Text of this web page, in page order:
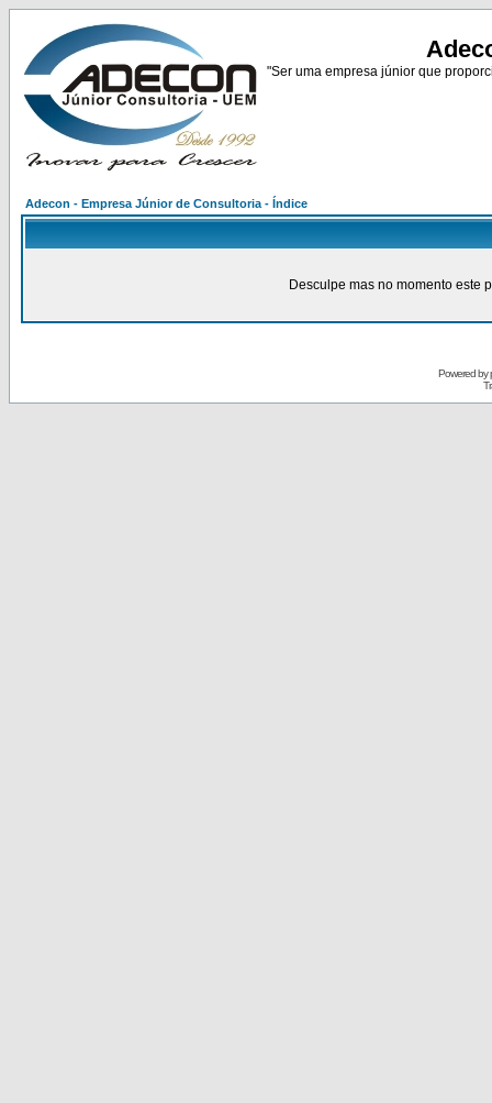
"Ser uma empresa júnior que
Adecon - Empresa Júnior de Consultoria - Índice
Desculpe mas no momento este
Powered by